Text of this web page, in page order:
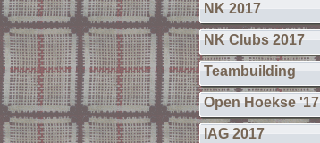
NK 2017
NK Clubs 2017
Teambuilding
Open Hoekse '17
IAG 2017